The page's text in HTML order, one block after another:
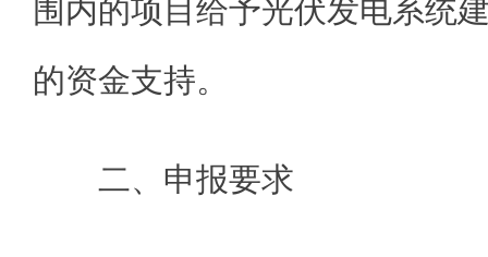
围内的项目给予光伏发电系统
的资金支持。
二、申报要求